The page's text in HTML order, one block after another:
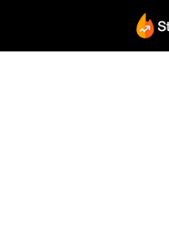
contenuto